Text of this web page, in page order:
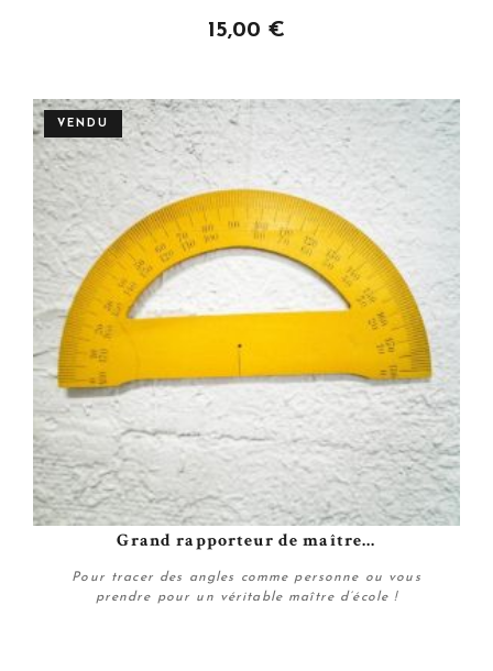
15,00 €
VENDU
Grand rapporteur de maître...
Pour tracer des angles comme personne ou vous
prendre pour un véritable maître d’école !